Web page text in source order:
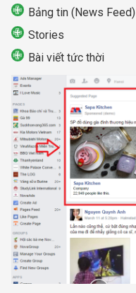
Bảng tin (News Feed)
Stories
Bài viết tức thời